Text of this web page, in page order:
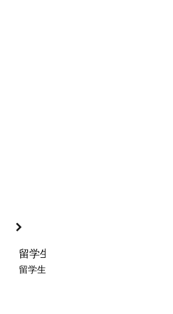
留学生贷款
留学生贷款专业平台